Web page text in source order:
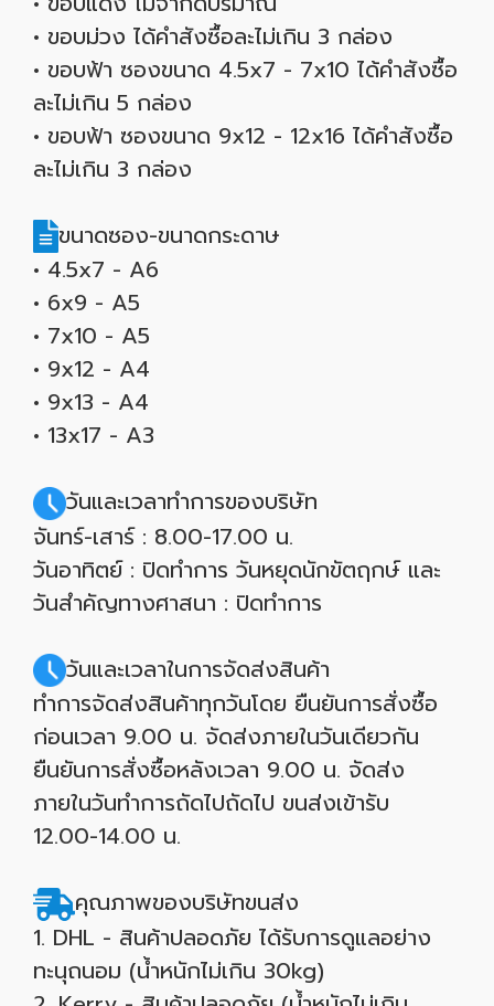
• ขอบม่วง ได้คำสังซื้อละไม่เกิน 3 กล่อง
• ขอบฟ้า ซองขนาด 4.5x7 - 7x10 ได้คำสังซื้อ
ละไม่เกิน 5 กล่อง
• ขอบฟ้า ซองขนาด 9x12 - 12x16 ได้คำสังซื้อ
ละไม่เกิน 3 กล่อง
ขนาดซอง-ขนาดกระดาษ
• 4.5x7 - A6
• 6x9 - A5
• 7x10 - A5
• 9x12 - A4
• 9x13 - A4
• 13x17 - A3
วันและเวลาทำการของบริษัท
จันทร์-เสาร์ : 8.00-17.00 น.
วันอาทิตย์ : ปิดทำการ วันหยุดนักขัตฤกษ์ และ
วันสำคัญทางศาสนา : ปิดทำการ
วันและเวลาในการจัดส่งสินค้า
ทำการจัดส่งสินค้าทุกวันโดย ยืนยันการสั่งซื้อ
ก่อนเวลา 9.00 น. จัดส่งภายในวันเดียวกัน
ยืนยันการสั่งซื้อหลังเวลา 9.00 น. จัดส่ง
ภายในวันทำการถัดไปถัดไป ขนส่งเข้ารับ
12.00-14.00 น.
คุณภาพของบริษัทขนส่ง
1. DHL - สินค้าปลอดภัย ได้รับการดูแลอย่าง
ทะนุถนอม (น้ำหนักไม่เกิน 30kg)